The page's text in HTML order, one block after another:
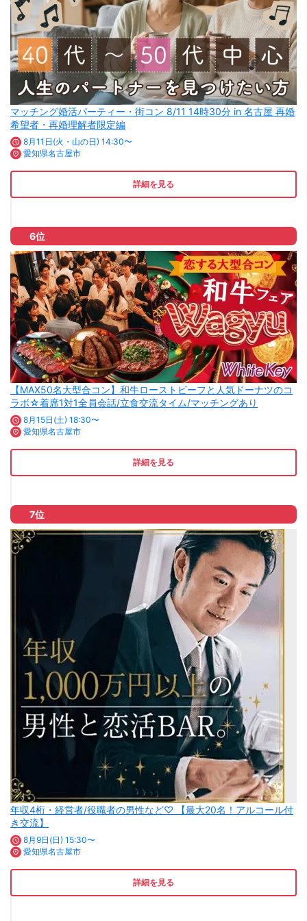
マッチング婚活パーティー・街コン 8/11 14時30分 in 名古屋 再婚
希望者・再婚理解者限定編
8月11日(火・山の日) 14:30〜
愛知県名古屋市
詳細を見る
6位
【MAX50名大型合コン】和牛ローストビーフと人気ドーナツのコ
ラボ☆着席1対1全員会話/立食交流タイム/マッチングあり
8月15日(土) 18:30〜
愛知県名古屋市
詳細を見る
7位
年収4桁・経営者/役職者の男性など♡ 【最大20名！アルコール付
き交流】
8月9日(日) 15:30〜
愛知県名古屋市
詳細を見る